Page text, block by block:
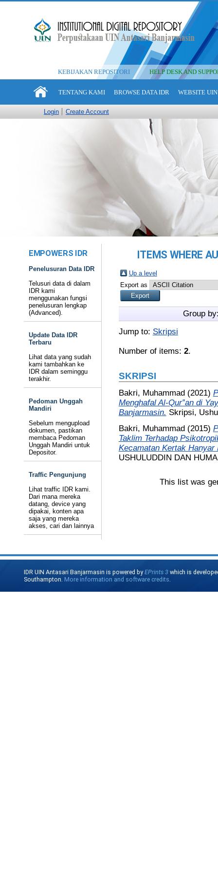
KEBIJAKAN REPOSITORI HELP DESK AND
TENTANG KAMI BROWSE DATA IDR WEBSITE
Login Create Account
EMPOWERS IDR
Penelusuran Data IDR
Telusuri data di dalam
IDR kami
menggunakan fungsi
penelusuran lengkap
(Advanced).
Update Data IDR
Terbaru
Lihat data yang sudah
kami tambahkan ke
IDR dalam seminggu
terakhir.
Pedoman Unggah
Mandiri
Sebelum mengupload
dokumen, pastikan
membaca Pedoman
Unggah Mandiri untuk
Depositor.
Traffic Pengunjung
Lihat traffic IDR kami.
Dari mana mereka
datang, device yang
dipakai, konten apa
saja yang mereka
akses, cari dan lainnya
ITEMS WHERE
Up a level
Export as
Group
Jump to: Skripsi
Number of items: 2.
SKRIPSI
Bakri, Muhammad(2021)
Menghafal Al-Qur‟an di
Banjarmasin. Skripsi,
Bakri, Muhammad(2015)
Taklim Terhadap
Kecamatan Kertak Hanyar
USHULUDDIN DAN
This list was
IDR UIN Antasari Banjarmasin is powered byEPrints 3 which is
Southampton. More information and software credits.